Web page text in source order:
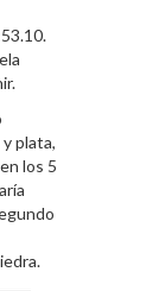
plata,
los 5